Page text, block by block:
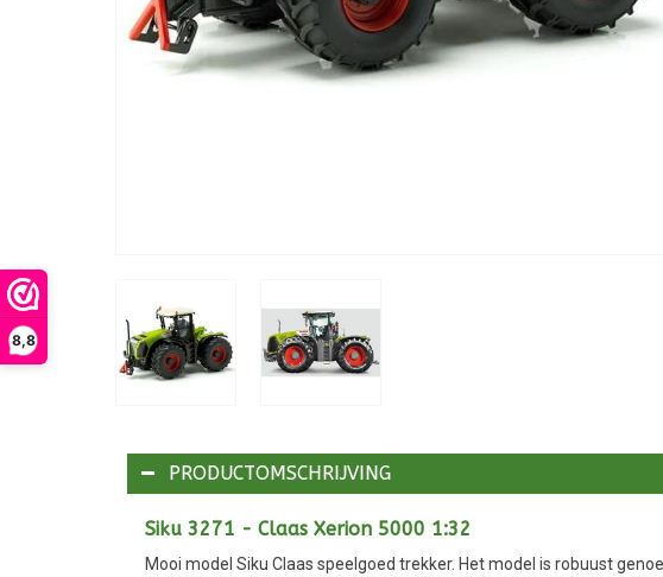
8,8
PRODUCTOMSCHRIJVING
Siku 3271 - Claas Xerion 5000 1:32
Mooi model Siku Claas speelgoed trekker. Het model is robuust